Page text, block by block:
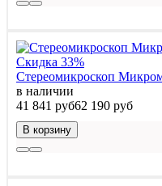
Скидка 33%
Стереомикроскоп
в наличии
41 841 руб62 190 руб
В корзину